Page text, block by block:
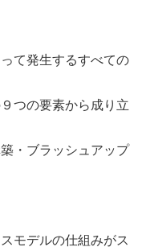
て発生するすべての
つの要素から成り立
・ブラッシュアップ
モデルの仕組みがス